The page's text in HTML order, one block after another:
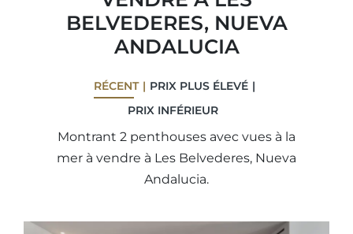
BELVEDERES, NUEVA
ANDALUCIA
RÉCENT
PRIX ​​PLUS ÉLEVÉ
PRIX ​​INFÉRIEUR
Montrant 2 penthouses avec vues à la
mer à vendre à Les Belvederes, Nueva
Andalucia.